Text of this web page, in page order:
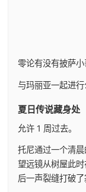
零论有没有披萨小
与玛丽亚一起进行
夏日传说藏身处
允许 1 周过去。
托尼通过一个清
望远镜从树屋此
后一声裂缝打破了